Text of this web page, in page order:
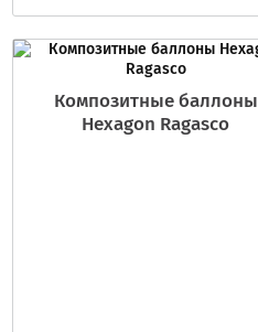
Композитные баллоны
Hexagon Ragasco